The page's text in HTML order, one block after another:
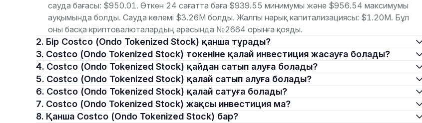
сауда бағасы: $950.01. Өткен 24 сағатта баға $939.55 минимумы және $956.54 максимумы
ауқымында болды. Сауда көлемі $3.26M болды. Жалпы нарық капитализациясы: $1.20M. Бұл
оны басқа криптовалюталардың арасында №2664 орынға қояды.
2. Бір Costco (Ondo Tokenized Stock) қанша тұрады?
3. Costco (Ondo Tokenized Stock) токеніне қалай инвестиция жасауға болады?
4. Costco (Ondo Tokenized Stock) қайдан сатып алуға болады?
5. Costco (Ondo Tokenized Stock) қалай сатып алуға болады?
6. Costco (Ondo Tokenized Stock) қалай сатуға болады?
7. Costco (Ondo Tokenized Stock) жақсы инвестиция ма?
8. Қанша Costco (Ondo Tokenized Stock) бар?